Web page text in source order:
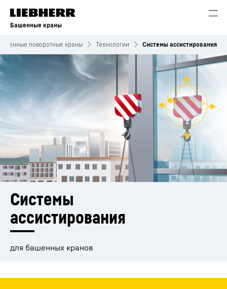
Башенные краны
поворотные краны Технологии Системы ассистирования
Системы
ассистирования
для башенных кранов